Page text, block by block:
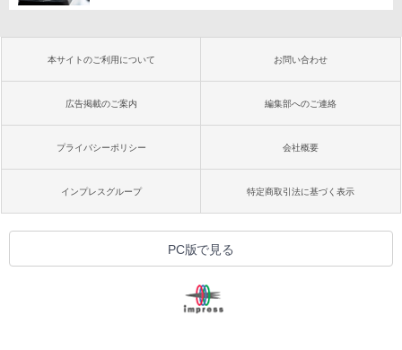
本サイトのご利用について お問い合わせ
広告掲載のご案内 編集部へのご連絡
プライバシーポリシー 会社概要
インプレスグループ 特定商取引法に基づく表示
PC版で見る